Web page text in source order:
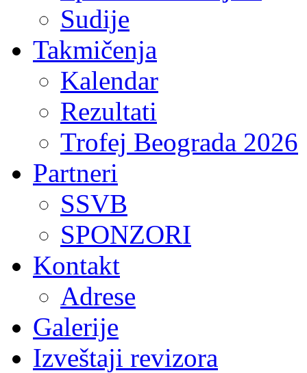
Sudije
Takmičenja
Kalendar
Rezultati
Trofej Beograda 2026
Partneri
SSVB
SPONZORI
Kontakt
Adrese
Galerije
Izveštaji revizora